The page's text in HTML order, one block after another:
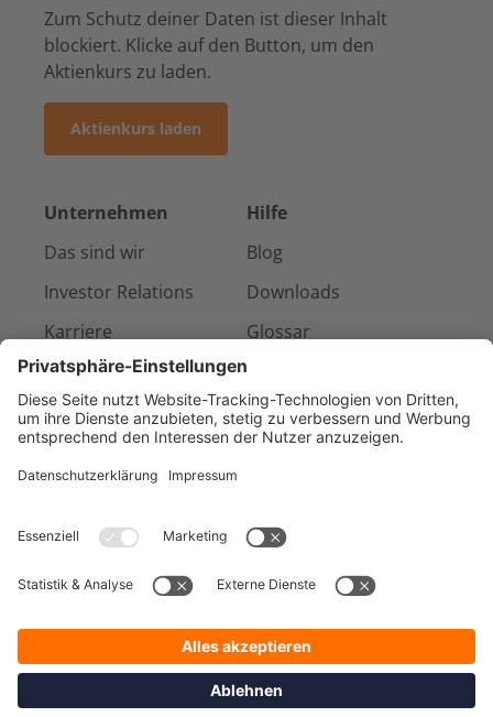
Zum Schutz deiner Daten ist dieser Inhalt
blockiert. Klicke auf den Button, um den
Aktienkurs zu laden.
Aktienkurs laden
Unternehmen
Das sind wir
Investor Relations
Karriere
Presse & Medien
Referenzen
Hilfe
Blog
Downloads
Glossar
Kontakt